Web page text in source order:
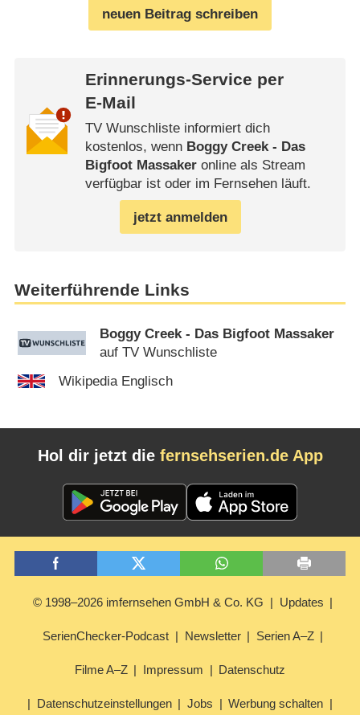
neuen Beitrag schreiben
Erinnerungs-Service per
E-Mail
TV Wunschliste informiert dich
kostenlos, wenn Boggy Creek - Das
Bigfoot Massakeronline als Stream
verfügbar ist oder im Fernsehen läuft.
jetzt anmelden
Weiterführende Links
Boggy Creek - Das Bigfoot Massaker
auf TV Wunschliste
Wikipedia Englisch
Hol dir jetzt die fernsehserien.de App
© 1998–2026 imfernsehen GmbH & Co. KG Updates
SerienChecker-Podcast Newsletter Serien A–Z
Filme A–Z Impressum Datenschutz
Datenschutzeinstellungen Jobs Werbung schalten